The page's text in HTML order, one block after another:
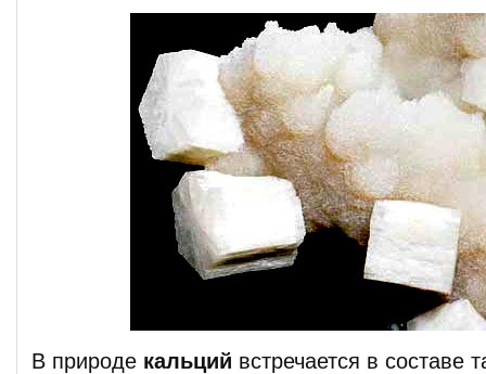
В природе кальций встречается в составе